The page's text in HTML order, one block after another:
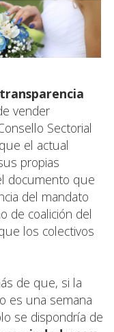
vender
Sectorial
el actual
propias
documento que
del mandato
de coalición del
los colectivos
de que, si la
es una semana
se dispondría de